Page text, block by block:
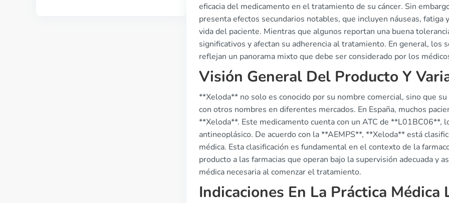
eficacia del medicamento en el tratamiento de su cáncer. Sin
presenta efectos secundarios notables, que incluyen náuseas,
vida del paciente. Mientras que algunos reportan una buena
significativos y afectan su adherencia al tratamiento. En general,
reflejan un panorama mixto que debe ser considerado por los
Visión General Del Producto Y
**Xeloda** no solo es conocido por su nombre comercial, sino que
con otros nombres en diferentes mercados. En España, muchos
**Xeloda**. Este medicamento cuenta con un ATC de **L01BC06**,
antineoplásico. De acuerdo con la **AEMPS**, **Xeloda** está
médica. Esta clasificación es fundamental en el contexto de la
producto a las farmacias que operan bajo la supervisión adecuada y
médica necesaria al comenzar el tratamiento.
Indicaciones En La Práctica Médica